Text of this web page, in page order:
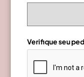
Verifique seu